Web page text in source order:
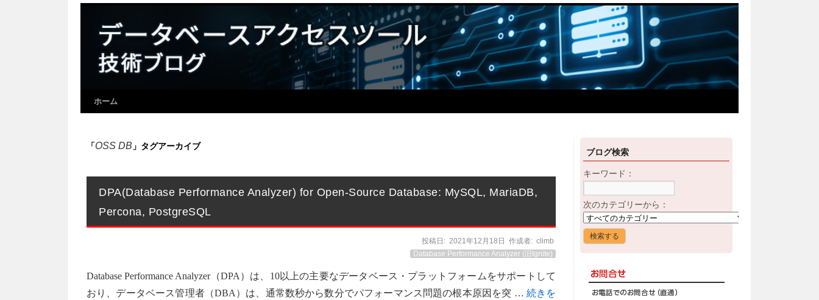
ホーム
「OSS DB 」タグアーカイブ
DPA(Database Performance Analyzer) for Open-Source Database: MySQL, MariaDB,
Percona, PostgreSQL
投稿日: 2021年12月18日 作成者: climb
Database Performance Analyzer (旧Ignite)
Database Performance Analyzer（DPA）は、10以上の主要なデータベース・プラットフォームをサポートして
おり、データベース管理者（DBA）は、通常数秒から数分でパフォーマンス問題の根本原因を突 … 続きを
ブログ検索
キーワード：
次のカテゴリーから：